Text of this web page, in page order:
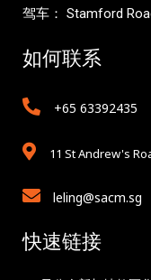
驾车： Stamford
如何联系
+65 63392435
11 St Andrew's
leling@sacm.sg
快速链接